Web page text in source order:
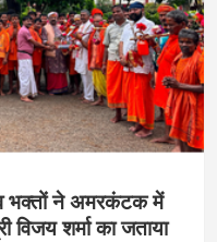
भक्तों ने अमरकंटक में
शर्मा का जताया